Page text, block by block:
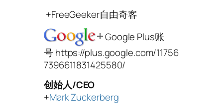
+FreeGeeker自由奇客
Google Plus账
号 https://plus.google.com/11756
7396611831425580/
创始人/CEO
+Mark Zuckerberg